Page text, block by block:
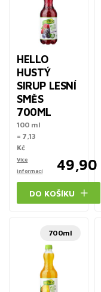
HELLO
HUSTÝ
SIRUP LESNÍ
SMĚS
700ML
100 ml
= 7,13
Kč
Více
informací
49,90
DO KOŠÍKU
700ml